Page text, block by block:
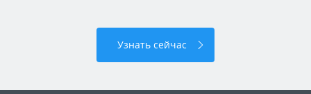
Узнать сейчас